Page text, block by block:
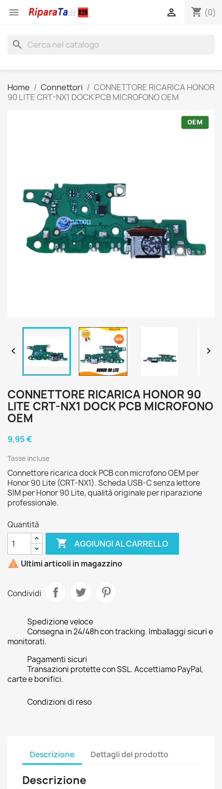
 shopping_cart (0)

search
Home Connettori
CONNETTORE RICARICA HONOR
90 LITE CRT-NX1 DOCK PCB MICROFONO OEM
OEM
 
CONNETTORE RICARICA HONOR 90
LITE CRT-NX1 DOCK PCB MICROFONO
OEM
9,95 €
Tasse incluse
Connettore ricarica dock PCB con microfono OEM per
Honor 90 Lite (CRT-NX1). Scheda USB-C senza lettore
SIM per Honor 90 Lite, qualità originale per riparazione
professionale.
Quantità
 AGGIUNGI AL CARRELLO
 Ultimi articoli in magazzino
Condividi
Spedizione veloce
Consegna in 24/48h con tracking. Imballaggi sicuri e
monitorati.
Pagamenti sicuri
Transazioni protette con SSL. Accettiamo PayPal,
carte e bonifici.
Condizioni di reso
Descrizione Dettagli del prodotto
Descrizione